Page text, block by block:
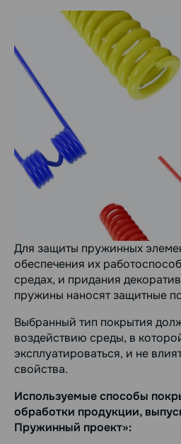
Для защиты пружинных
обеспечения их
средах, и придания
пружины наносят защитные
Выбранный тип покрытия
воздействию среды, в
эксплуатироваться, и не
свойства.
Используемые способы
обработки продукции,
Пружинный проект»: